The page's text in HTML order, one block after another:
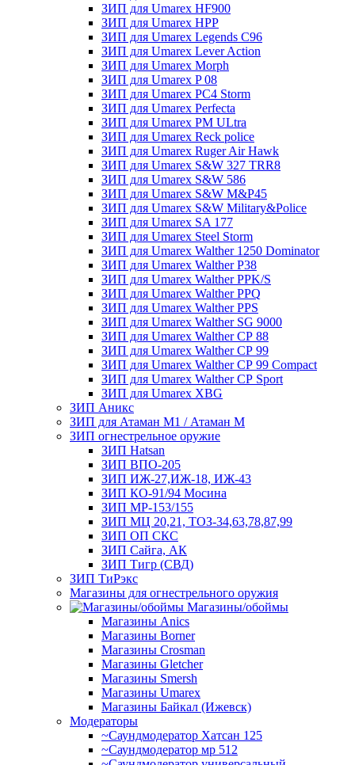
ЗИП для Umarex HF900
ЗИП для Umarex HPP
ЗИП для Umarex Legends C96
ЗИП для Umarex Lever Action
ЗИП для Umarex Morph
ЗИП для Umarex P 08
ЗИП для Umarex PC4 Storm
ЗИП для Umarex Perfecta
ЗИП для Umarex PM ULtra
ЗИП для Umarex Reck police
ЗИП для Umarex Ruger Air Hawk
ЗИП для Umarex S&W 327 TRR8
ЗИП для Umarex S&W 586
ЗИП для Umarex S&W M&P45
ЗИП для Umarex S&W Military&Police
ЗИП для Umarex SA 177
ЗИП для Umarex Steel Storm
ЗИП для Umarex Walther 1250 Dominator
ЗИП для Umarex Walther P38
ЗИП для Umarex Walther PPK/S
ЗИП для Umarex Walther PPQ
ЗИП для Umarex Walther PPS
ЗИП для Umarex Walther SG 9000
ЗИП для Umarex Walther СР 88
ЗИП для Umarex Walther СР 99
ЗИП для Umarex Walther СР 99 Compact
ЗИП для Umarex Walther СР Sport
ЗИП для Umarex XBG
ЗИП Аникс
ЗИП для Атаман М1 / Атаман М
ЗИП огнестрельное оружие
ЗИП Hatsan
ЗИП ВПО-205
ЗИП ИЖ-27,ИЖ-18, ИЖ-43
ЗИП КО-91/94 Мосина
ЗИП МР-153/155
ЗИП МЦ 20,21, ТОЗ-34,63,78,87,99
ЗИП ОП СКС
ЗИП Сайга, АК
ЗИП Тигр (СВД)
ЗИП ТиРэкс
Магазины для огнестрельного оружия
Магазины/обоймы
Магазины Anics
Магазины Borner
Магазины Crosman
Магазины Gletcher
Магазины Smersh
Магазины Umarex
Магазины Байкал (Ижевск)
Модераторы
~Cаундмодератор Хатсан 125
~Саундмодератор мр 512